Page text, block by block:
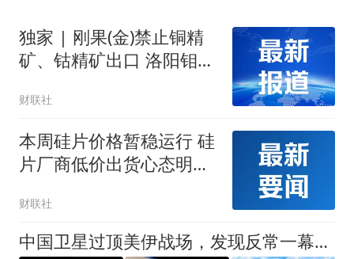
独家 | 刚果(金)禁止铜精
矿、钴精矿出口 洛阳钼
极铜和氢氧化钴
财联社
本周硅片价格暂稳运行 硅
片厂商低价出货心态明显
财联社
中国卫星过顶美伊战场，发现反常一幕，美国和伊朗其实都在撒谎！